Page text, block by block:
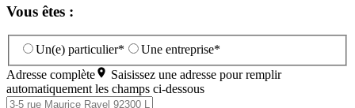
Vous êtes :
Un(e) particulier*
Une entreprise*
Adresse complète
Saisissez une adresse pour remplir
automatiquement les champs ci-dessous